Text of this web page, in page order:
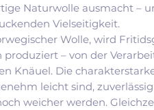
Naturwolle ausmacht –
Vielseitigkeit.
Wolle, wird
– von der
Knäuel. Die
leicht sind,
weicher werden.